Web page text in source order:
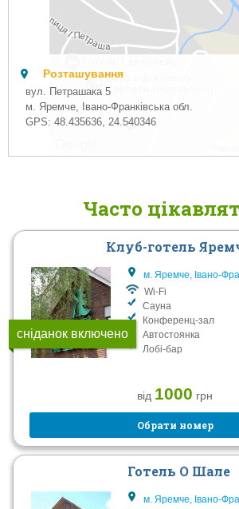
Розташування
вул. Петрашака 5
м. Яремче, Івано-Франківська обл.
GPS:48.435636,24.540346
Часто
сніданок включено
Клуб-готель
м. Яремче, Івано-
Wi-Fi
Сауна
Конференц-зал
Автостоянка
Лобі-бар
від 1000 грн
Обрати номер
Готель О Шале
м. Яремче, Івано-